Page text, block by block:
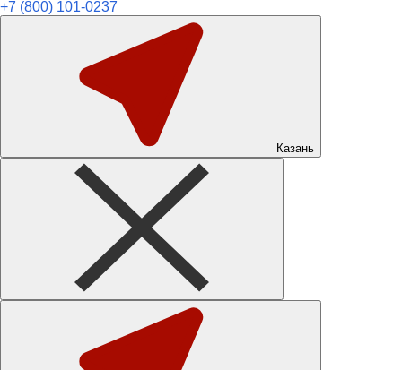
+7 (800) 101-0237
Казань